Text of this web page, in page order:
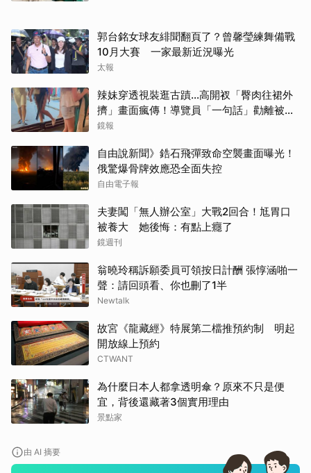
郭台銘女球友緋聞翻頁了？曾馨瑩練舞備戰
10月大賽 一家最新近況曝光
太報
辣妹穿透視裝逛古蹟…高開衩「臀肉往裙外
擠」畫面瘋傳！導覽員「一句話」勸離被狂
讚
鏡報
自由說新聞》鋯石飛彈致命空襲畫面曝光！
俄驚爆骨牌效應恐全面失控
自由電子報
夫妻闖「無人辦公室」大戰2回合！尪胃口
被養大 她後悔：有點上癮了
鏡週刊
翁曉玲稱訴願委員可領按日計酬 張惇涵啪一
聲：請回頭看、你也刪了1半
Newtalk
故宮《龍藏經》特展第二檔推預約制 明起
開放線上預約
CTWANT
為什麼日本人都拿透明傘？原來不只是便
宜，背後還藏著3個實用理由
景點家
由 AI 摘要